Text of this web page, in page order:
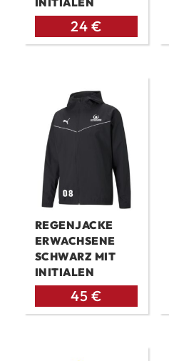
24 €
REGENJACKE
ERWACHSENE
SCHWARZ MIT
INITIALEN
45 €